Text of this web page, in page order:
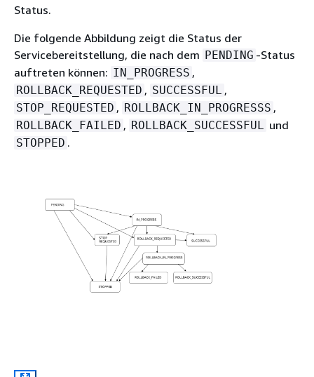
Status.
Die folgende Abbildung zeigt die Status der
Servicebereitstellung, die nach dem PENDING -Status
auftreten können: IN_PROGRESS ,
ROLLBACK_REQUESTED , SUCCESSFUL ,
STOP_REQUESTED , ROLLBACK_IN_PROGRESSS ,
ROLLBACK_FAILED , ROLLBACK_SUCCESSFUL und
STOPPED .